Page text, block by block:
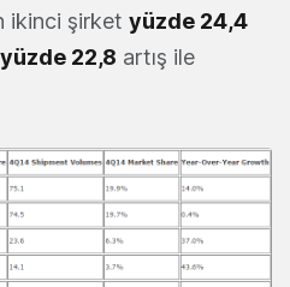
ikinci şirket yüzde 24,4
yüzde 22,8 artış ile